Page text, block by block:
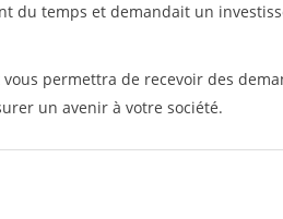
du temps et demandait un
permettra de recevoir des
un avenir à votre société.